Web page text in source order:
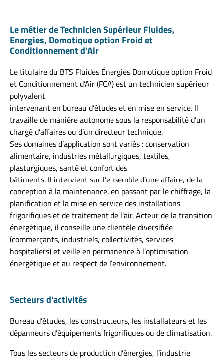
Le métier de Technicien Supérieur Fluides,
Energies, Domotique option Froid et
Conditionnement d’Air
Le titulaire du BTS Fluides Énergies Domotique option Froid
et Conditionnement d’Air (FCA) est un technicien supérieur
polyvalent
intervenant en bureau d’études et en mise en service. Il
travaille de manière autonome sous la responsabilité d’un
chargé d’affaires ou d’un directeur technique.
Ses domaines d’application sont variés : conservation
alimentaire, industries métallurgiques, textiles,
plasturgiques, santé et confort des
bâtiments. Il intervient sur l’ensemble d’une affaire, de la
conception à la maintenance, en passant par le chiffrage, la
planification et la mise en service des installations
frigorifiques et de traitement de l’air. Acteur de la transition
énergétique, il conseille une clientèle diversifiée
(commerçants, industriels, collectivités, services
hospitaliers) et veille en permanence à l’optimisation
énergétique et au respect de l’environnement.
Secteurs d'activités
Bureau d’études, les constructeurs, les installateurs et les
dépanneurs d’équipements frigorifiques ou de climatisation.
Tous les secteurs de production d’énergies, l’industrie